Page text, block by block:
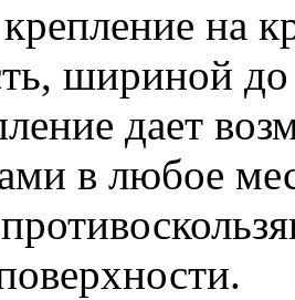
на
шириной
дает
в любое